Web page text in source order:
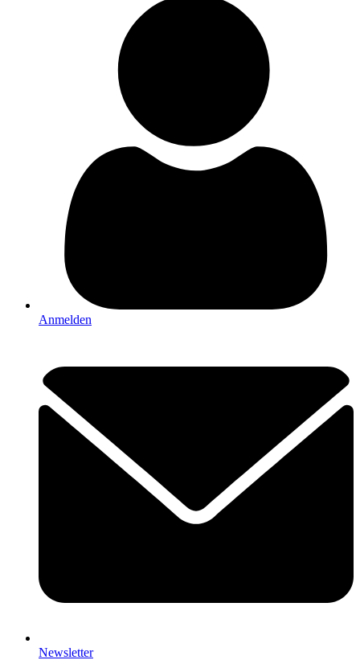
Anmelden
Newsletter